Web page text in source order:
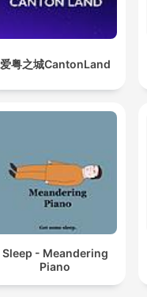
爱粤之城CantonLand
Sleep - Meandering
Piano